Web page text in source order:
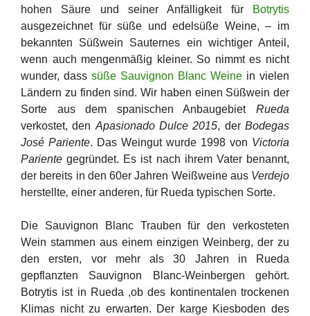
hohen Säure und seiner Anfälligkeit für
Botrytis
ausgezeichnet für süße und edelsüße Weine, – im
bekannten Süßwein Sauternes ein wichtiger Anteil,
wenn auch mengenmäßig kleiner. So nimmt es nicht
wunder, dass süße Sauvignon Blanc Weine in vielen
Ländern zu finden sind. Wir haben einen Süßwein der
Sorte aus dem spanischen Anbaugebiet Rueda
verkostet, den Apasionado Dulce 2015, derBodegas
José Pariente. Das Weingut wurde 1998 von Victoria
Pariente gegründet. Es ist nach ihrem Vater benannt,
der bereits in den 60er Jahren Weißweine aus Verdejo
herstellte, einer anderen, für Rueda typischen Sorte.
Die Sauvignon Blanc Trauben für den verkosteten
Wein stammen aus einem einzigen Weinberg, der zu
den ersten, vor mehr als 30 Jahren in Rueda
gepflanzten Sauvignon Blanc-Weinbergen gehört.
Botrytis ist in Rueda ,ob des kontinentalen trockenen
Klimas nicht zu erwarten. Der karge Kiesboden des